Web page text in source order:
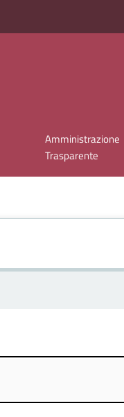
Amministrazione
Trasparente